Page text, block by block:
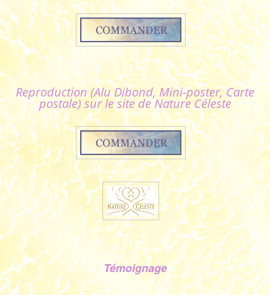
Reproduction (Alu Dibond, Mini-poster, Carte
postale) sur le site de Nature Céleste
Témoignage